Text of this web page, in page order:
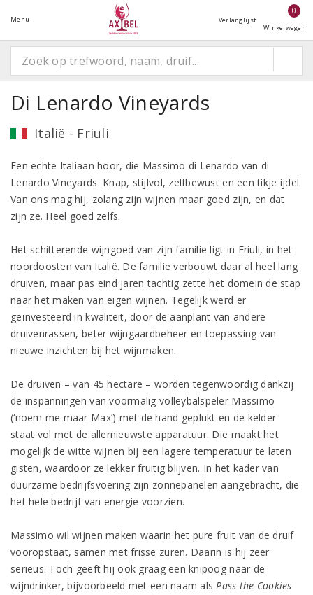
Menu Verlanglijst
0
Winkelwagen
Di Lenardo Vineyards
Italië - Friuli
Een echte Italiaan hoor, die Massimo di Lenardo van di
Lenardo Vineyards. Knap, stijlvol, zelfbewust en een tikje ijdel.
Van ons mag hij, zolang zijn wijnen maar goed zijn, en dat
zijn ze. Heel goed zelfs.
Het schitterende wijngoed van zijn familie ligt in Friuli, in het
noordoosten van Italië. De familie verbouwt daar al heel lang
druiven, maar pas eind jaren tachtig zette het domein de stap
naar het maken van eigen wijnen. Tegelijk werd er
geïnvesteerd in kwaliteit, door de aanplant van andere
druivenrassen, beter wijngaardbeheer en toepassing van
nieuwe inzichten bij het wijnmaken.
De druiven – van 45 hectare – worden tegenwoordig dankzij
de inspanningen van voormalig volleybalspeler Massimo
(‘noem me maar Max’) met de hand geplukt en de kelder
staat vol met de allernieuwste apparatuur. Die maakt het
mogelijk de witte wijnen bij een lagere temperatuur te laten
gisten, waardoor ze lekker fruitig blijven. In het kader van
duurzame bedrijfsvoering zijn zonnepanelen aangebracht, die
het hele bedrijf van energie voorzien.
Massimo wil wijnen maken waarin het pure fruit van de druif
vooropstaat, samen met frisse zuren. Daarin is hij zeer
serieus. Toch geeft hij ook graag een knipoog naar de
wijndrinker, bijvoorbeeld met een naam alsPass the Cookies